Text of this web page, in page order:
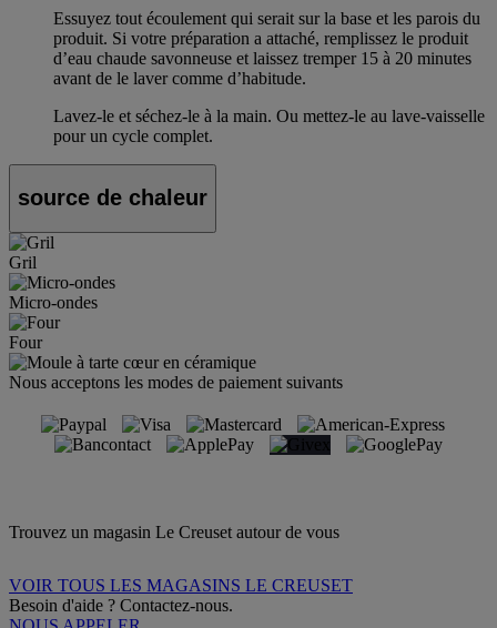
Essuyez tout écoulement qui serait sur la base et les parois du
produit. Si votre préparation a attaché, remplissez le produit
d’eau chaude savonneuse et laissez tremper 15 à 20 minutes
avant de le laver comme d’habitude.
Lavez-le et séchez-le à la main. Ou mettez-le au lave-vaisselle
pour un cycle complet.
source de chaleur
Gril
Micro-ondes
Four
Nous acceptons les modes de paiement suivants
Trouvez un magasin Le Creuset autour de vous
VOIR TOUS LES MAGASINS LE CREUSET
Besoin d'aide ? Contactez-nous.